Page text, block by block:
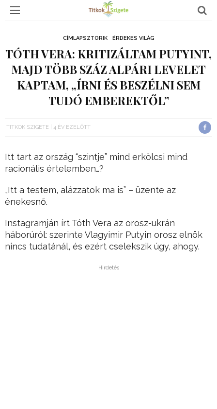
CÍMLAPSZTORIK ÉRDEKES VILÁG
TÓTH VERA: KRITIZÁLTAM PUTYINT,
MAJD TÖBB SZÁZ ALPÁRI LEVELET
KAPTAM, „ÍRNI ÉS BESZÉLNI SEM
TUDÓ EMBEREKTŐL”
TITKOK SZIGETE 4 ÉV EZELŐTT
Itt tart az ország “szintje” mind erkölcsi mind
racionális értelemben…?
„Itt a testem, alázzatok ma is” – üzente az
énekesnő.
Instagramján írt Tóth Vera az orosz-ukrán
háborúról: szerinte Vlagyimir Putyin orosz elnök
nincs tudatánál, és ezért cselekszik úgy, ahogy.
Hirdetés